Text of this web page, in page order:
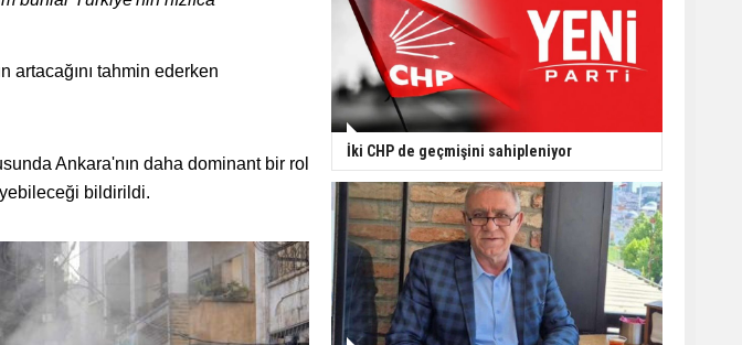
tahmin ederken
Ankara'nın daha dominant bir rol
bildirildi.
İki CHP de geçmişini sahipleniyor